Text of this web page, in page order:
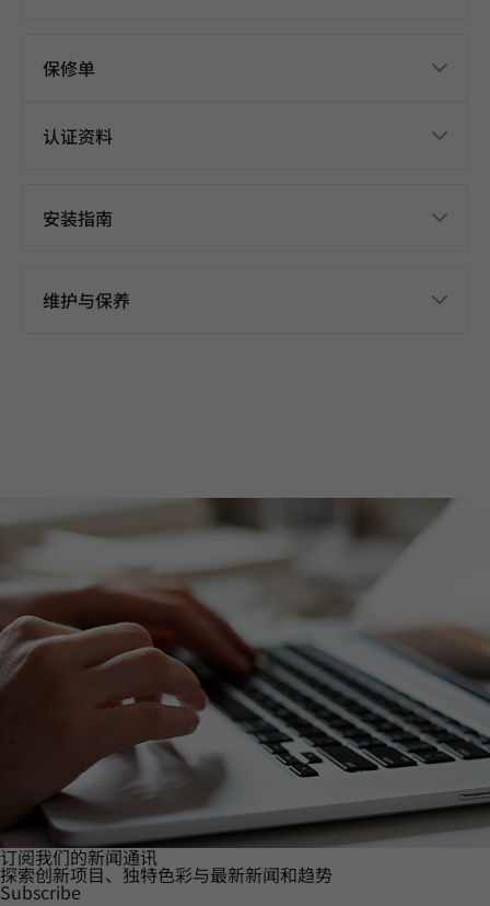
保修单
认证资料
安装指南
维护与保养
订阅我们的新闻通讯
探索创新项目、独特色彩与最新新闻和趋势
Subscribe